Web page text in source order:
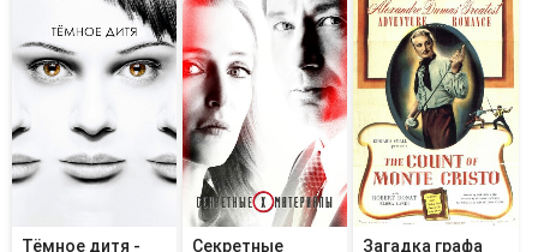
Тёмное дитя - Секретные Загадка графа